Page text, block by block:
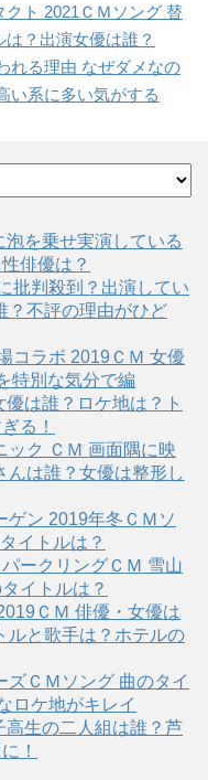
ト 2021ＣＭソング 替
？出演女優は誰？
れる理由 なぜダメなの
い系に多い気がする
を乗せ実演している
俳優は？
批判殺到？出演してい
？不評の理由がひど
コラボ 2019ＣＭ 女優
特別な気分で編
は誰？ロケ地は？ト
る！
ック ＣＭ 画面隅に映
んは誰？女優は整形し
ゲン 2019年冬ＣＭソ
イトルは？
ークリングＣＭ 雪山
イトルは？
ＣＭ 俳優・女優は
ルと歌手は？ホテルの
ズＣＭソング 曲のタイ
ロケ地がキレイ
生の二人組は誰？芦
！